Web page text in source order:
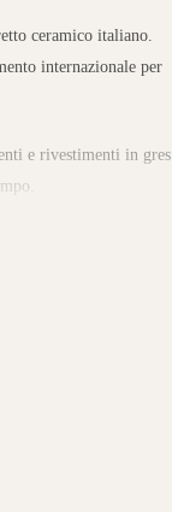
ceramico italiano.
internazionale per
e rivestimenti in gres